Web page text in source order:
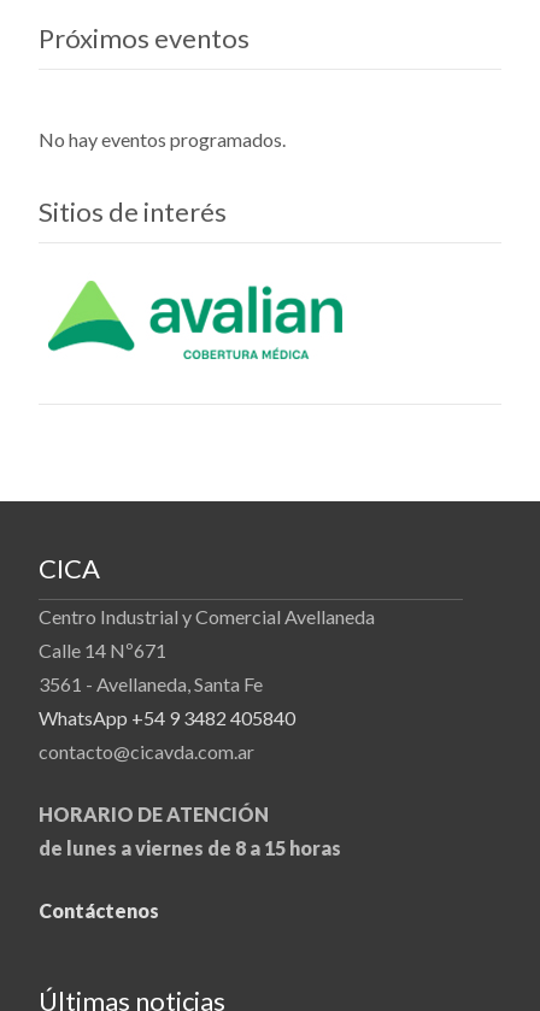
Próximos eventos
No hay eventos programados.
Sitios de interés
CICA
Centro Industrial y Comercial Avellaneda
Calle 14 Nº671
3561 - Avellaneda, Santa Fe
WhatsApp +54 9 3482 405840
contacto@cicavda.com.ar
HORARIO DE ATENCIÓN
de lunes a viernes de 8 a 15 horas
Contáctenos
Últimas noticias